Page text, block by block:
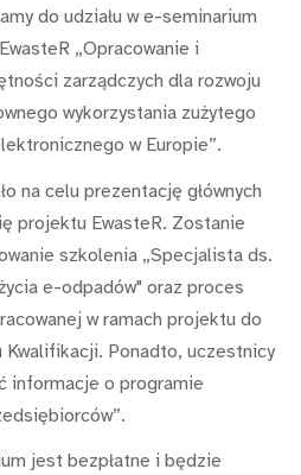
do udziału w e-seminarium
„Opracowanie i
zarządczych dla rozwoju
wykorzystania zużytego
w Europie”.
na celu prezentację głównych
projektu EwasteR. Zostanie
szkolenia „Specjalista ds.
e-odpadów" oraz proces
w ramach projektu do
Ponadto, uczestnicy
informacje o programie
jest bezpłatne i będzie